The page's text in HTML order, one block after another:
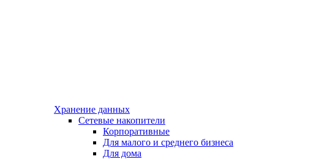
Хранение данных
Сетевые накопители
Корпоративные
Для малого и среднего бизнеса
Для дома